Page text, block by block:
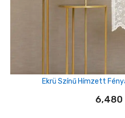
Ekrü Színű Hímzett
6,480